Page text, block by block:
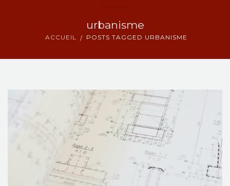
urbanisme
ACCUEIL POSTS TAGGED URBANISME